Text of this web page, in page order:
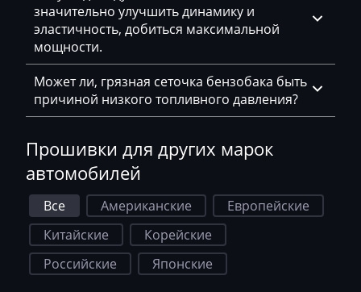
Hamm
Hatz
Haval
Hawtai
Hidromek
Higer
Hino
Hitachi
Honda
значительно улучшить динамику и
эластичность, добиться максимальной
мощности.
Может ли, грязная сеточка бензобака быть
причиной низкого топливного давления?
Прошивки для других марок
автомобилей
Все Американские
Европейские
Китайские
Корейские
Российские
Японские